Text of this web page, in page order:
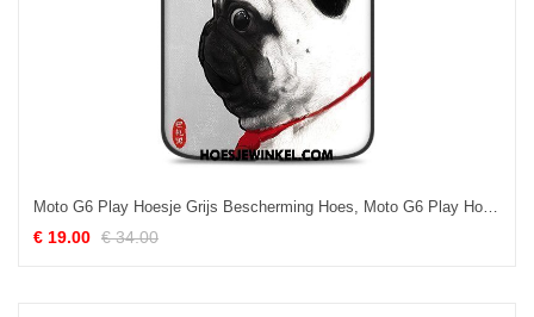
Moto G6 Play Hoesje Grijs Bescherming Hoes, Moto G6 Play Hoesje Zacht Anti-fall
€ 19.00 € 34.00